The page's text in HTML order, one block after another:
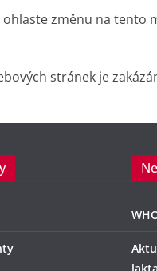
změnu na tento
stránek je